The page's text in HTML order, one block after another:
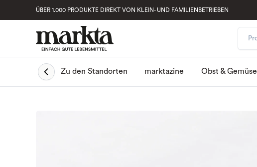
ÜBER 1.000 PRODUKTE DIREKT VON KLEIN- UND FAMILIENBETRIEBEN
Zu den Standorten marktazine Obst & Gemüse